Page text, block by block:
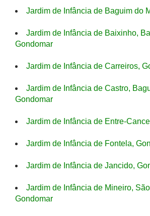
Jardim de Infância de Baguim do
Jardim de Infância de Baixinho,
Gondomar
Jardim de Infância de Carreiros,
Jardim de Infância de Castro,
Gondomar
Jardim de Infância de Entre-
Jardim de Infância de Fontela,
Jardim de Infância de Jancido,
Jardim de Infância de Mineiro,
Gondomar